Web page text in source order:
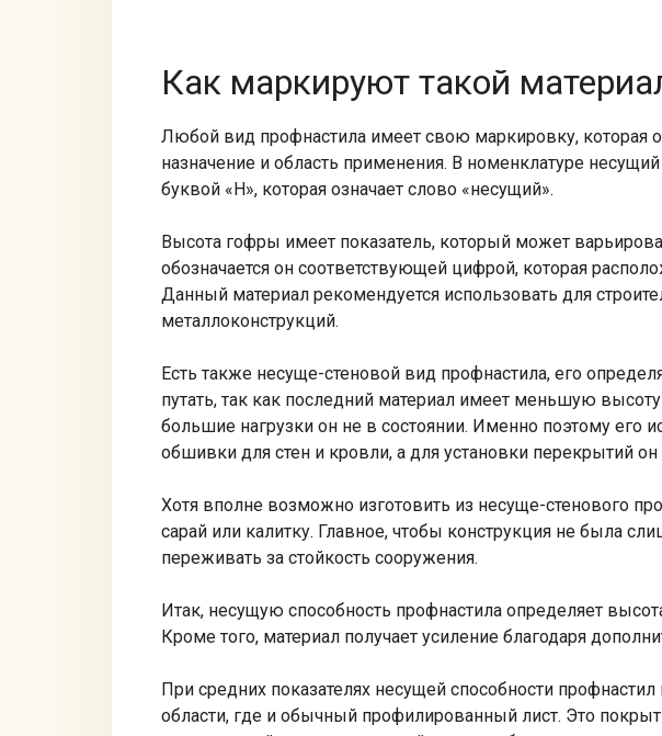
Как маркируют такой
Любой вид профнастила имеет свою маркировку, которая
назначение и область применения. В номенклатуре
буквой «Н», которая означает слово «несущий».
Высота гофры имеет показатель, который может
обозначается он соответствующей цифрой, которая
Данный материал рекомендуется использовать для
металлоконструкций.
Есть также несуще-стеновой вид профнастила, его
путать, так как последний материал имеет меньшую
большие нагрузки он не в состоянии. Именно поэтому его
обшивки для стен и кровли, а для установки перекрытий он
Хотя вполне возможно изготовить из несуще-стенового
сарай или калитку. Главное, чтобы конструкция не была
переживать за стойкость сооружения.
Итак, несущую способность профнастила определяет
Кроме того, материал получает усиление благодаря
При средних показателях несущей способности
области, где и обычный профилированный лист. Это